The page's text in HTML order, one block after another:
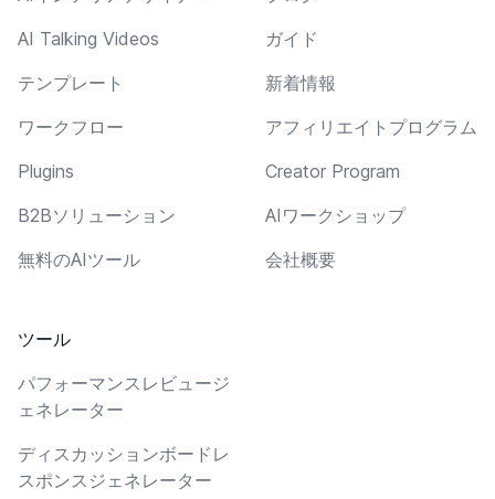
AI Talking Videos
テンプレート
ワークフロー
Plugins
B2Bソリューション
無料のAIツール
ツール
パフォーマンスレビュージ
ェネレーター
ディスカッションボードレ
スポンスジェネレーター
ガイド
新着情報
アフィリエイトプログラム
Creator Program
AIワークショップ
会社概要